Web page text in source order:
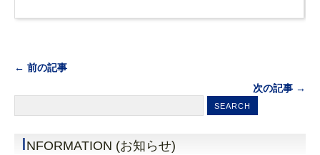
← 前の記事
次の記事 →
INFORMATION (お知らせ)